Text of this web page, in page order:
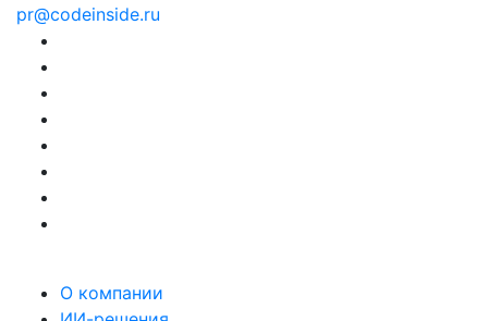
pr@codeinside.ru
О компании